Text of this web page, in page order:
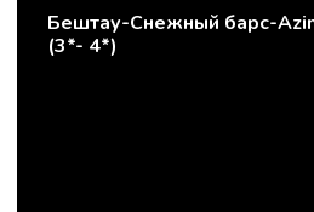
Бештау-Снежный барс-
(3*- 4*)